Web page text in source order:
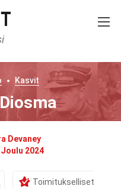
Kasvit
Devaney
Joulu 2024
Toimitukselliset